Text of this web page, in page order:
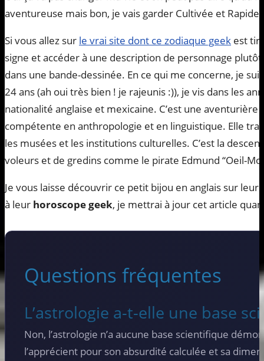
aventureuse mais bon, je vais garder Cultivée et
Si vous allez sur le vrai site dont ce zodiaque geek est
signe et accéder à une description de personnage
dans une bande-dessinée. En ce qui me concerne, je
24 ans (ah oui très bien ! je rajeunis :)), je vis dans les
nationalité anglaise et mexicaine. C’est une aventurière
compétente en anthropologie et en linguistique. Elle
les musées et les institutions culturelles. C’est la
voleurs et de gredins comme le pirate Edmund “Oeil-
Je vous laisse découvrir ce petit bijou en anglais sur
à leur horoscope geek, je mettrai à jour cet article
Questions fréquentes
L’astrologie a-t-elle une base
Non, l’astrologie n’a aucune base scientifique
l’apprécient pour son absurdité calculée et sa